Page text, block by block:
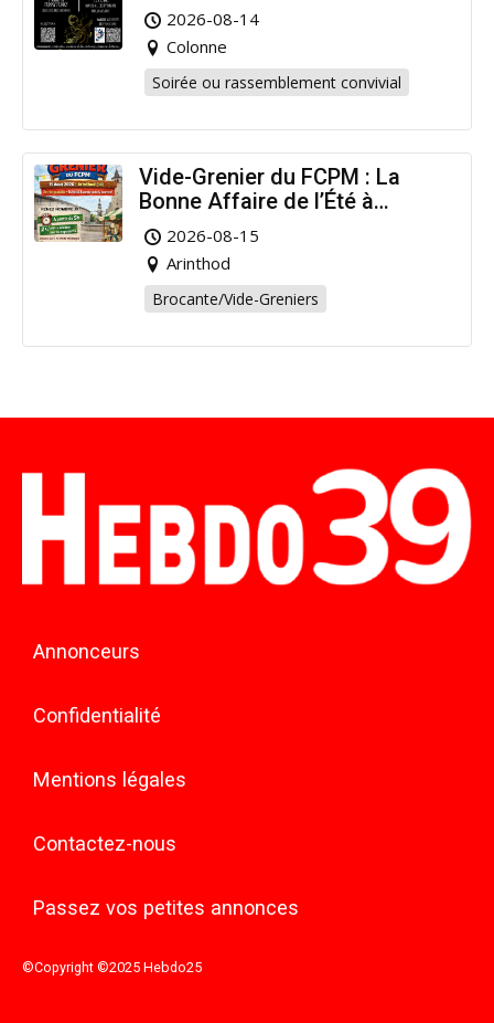
2026-08-14
Colonne
Soirée ou rassemblement convivial
Vide-Grenier du FCPM : La
Bonne Affaire de l’Été à
Arinthod !
2026-08-15
Arinthod
Brocante/Vide-Greniers